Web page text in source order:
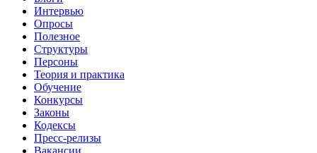
Интервью
Опросы
Полезное
Структуры
Персоны
Теория и практика
Обучение
Конкурсы
Законы
Кодексы
Пресс-релизы
Вакансии